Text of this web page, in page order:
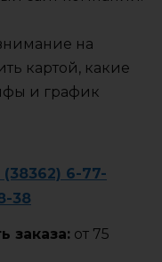
на
картой, какие
и график
(38362) 6-77-
38
заказа: от 75